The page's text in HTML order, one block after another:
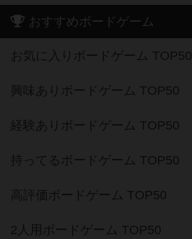
おすすめボードゲーム
お気に入りボードゲーム TOP50
興味ありボードゲーム TOP50
経験ありボードゲーム TOP50
持ってるボードゲーム TOP50
高評価ボードゲーム TOP50
2人用ボードゲーム TOP50